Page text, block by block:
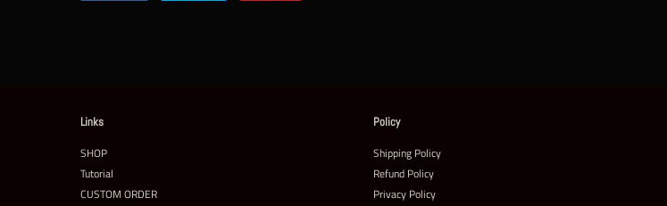
Links
SHOP
Tutorial
CUSTOM ORDER
Policy
Shipping Policy
Refund Policy
Privacy Policy